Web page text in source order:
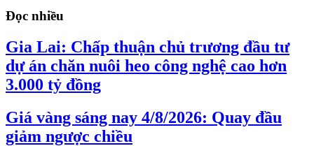
Đọc nhiều
Gia Lai: Chấp thuận chủ trương đầu tư
dự án chăn nuôi heo công nghệ cao hơn
3.000 tỷ đồng
Giá vàng sáng nay 4/8/2026: Quay đầu
giảm ngược chiều